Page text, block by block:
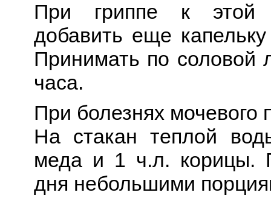
При гриппе к этой
добавить еще
Принимать по соловой
часа.
При болезнях мочевого
На стакан теплой
меда и 1 ч.л. корицы.
дня небольшими